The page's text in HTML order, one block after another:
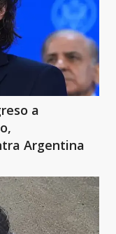
a
Argentina